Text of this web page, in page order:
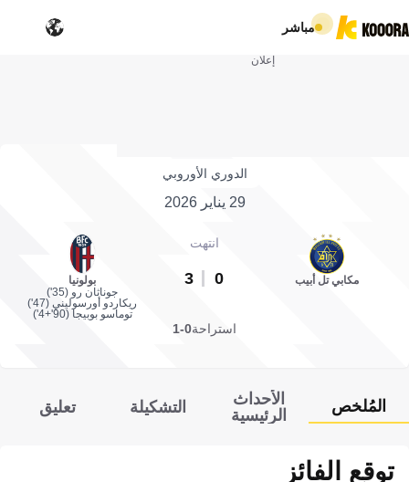
مباشر
إعلان
الدوري الأوروبي
29 يناير 2026
مكابي تل أبيب
انتهت
0
3
بولونيا
جوناثان رو (35')
ريكاردو أورسوليني (47')
توماسو بوبيجا (90'+4')
استراحة0-1
المُلخص
الأحداث
الرئيسية
التشكيلة تعليق
توقع الفائز